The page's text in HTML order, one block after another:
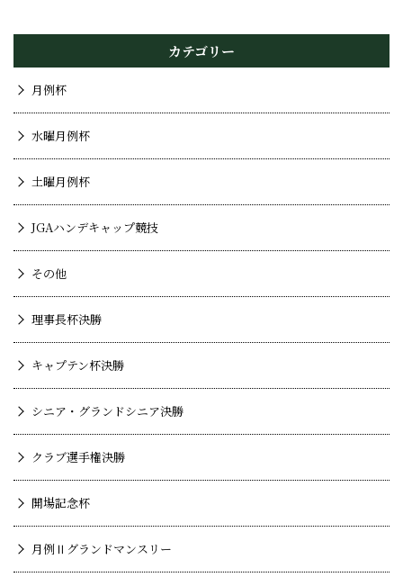
カテゴリー
月例杯
水曜月例杯
土曜月例杯
JGAハンデキャップ競技
その他
理事長杯決勝
キャプテン杯決勝
シニア・グランドシニア決勝
クラブ選手権決勝
開場記念杯
月例Ⅱグランドマンスリー